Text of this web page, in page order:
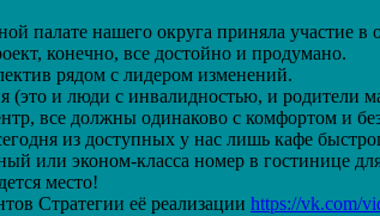
нашего округа приняла участие в
конечно, все достойно и продумано.
рядом с лидером изменений.
и люди с инвалидностью, и родители
все должны одинаково с комфортом и
из доступных у нас лишь кафе
или эконом-класса номер в гостинице
место!
Стратегии её реализации https://vk.com/